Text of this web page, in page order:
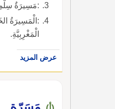
:مَسِيرَةٌ
:الْمَسِيرَةُ
الْمَغْرِبِيَّةِ.
عرض المزيد